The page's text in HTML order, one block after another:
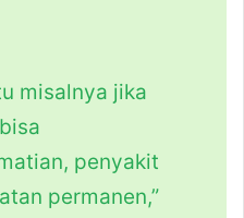
misalnya jika
penyakit
permanen,”